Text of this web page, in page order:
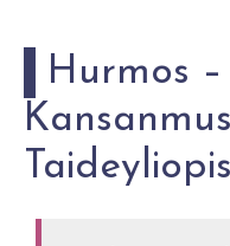
Hurmos –